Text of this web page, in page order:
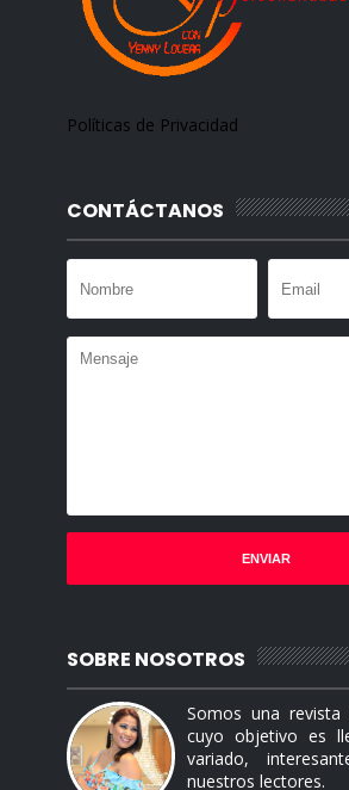
Políticas de Privacidad
CONTÁCTANOS
SOBRE NOSOTROS
Somos una revista
cuyo objetivo es
variado,
nuestros lectores.